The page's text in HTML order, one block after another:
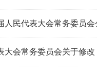
人民代表大会常务委员会